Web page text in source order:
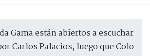
Carlos Palacios, luego que Colo